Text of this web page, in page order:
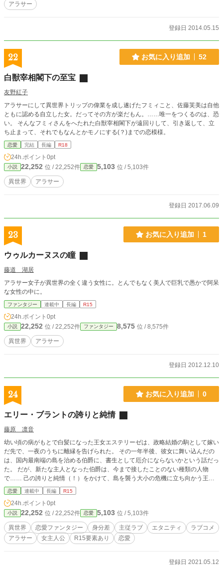
アラサー
登録日 2014.05.15
22 お気に入り追加 52
白獣宰相閣下の至宝
友野紅子
アラサーにして異世界トリップの偉業を成し遂げたフミィこと、佐藤芙美は自他
ともに認める自立した女。だってその方が楽だもん。……唯一をつくるのは、恐
い。 そんなフミィさんをへたれた白獣宰相閣下が遠回りして、引き返して、立
ち止まって、それでもなんとかモノにする(？)までの恋模様。
恋愛 完結 長編 R18
24h.ポイント 0pt
小説 22,252 位 / 22,252件 恋愛 5,103 位 / 5,103件
異世界 アラサー
登録日 2017.06.09
23 お気に入り追加 1
ウゥルカーヌスの瞳
藤道 湖居
アラサー女子が異世界の全く違う女性に。とんでもなく美人で巨乳で愚かで阿呆
な女性の中に。
ファンタジー 連載中 長編 R15
24h.ポイント 0pt
小説 22,252 位 / 22,252件 ファンタジー 8,575 位 / 8,575件
異世界 アラサー
登録日 2012.12.10
24 お気に入り追加 0
エリー・ブラントの誇りと純情
藤原 凛音
幼い頃の病がもとで白髪になった王女エステリーゼは、政略結婚の駒として嫁い
だ先で、一夜のうちに離縁を告げられた。 その一年半後、彼女に舞い込んだの
は、国内最南端の島を治める伯爵に、書生として厄介にならないかという話だっ
た。 だが、新たな主人となった伯爵は、今まで接したことのない種類の人物
で…… 己の誇りと純情（！）をかけて、島を襲う大小の危機に立ち向かう王女
と伯爵の物語。
恋愛 連載中 長編 R15
24h.ポイント 0pt
小説 22,252 位 / 22,252件 恋愛 5,103 位 / 5,103件
異世界 恋愛ファンタジー 身分差 主従ラブ エタニティ
ラブコメ
アラサー
女主人公 R15要素あり 恋愛
登録日 2021.05.12